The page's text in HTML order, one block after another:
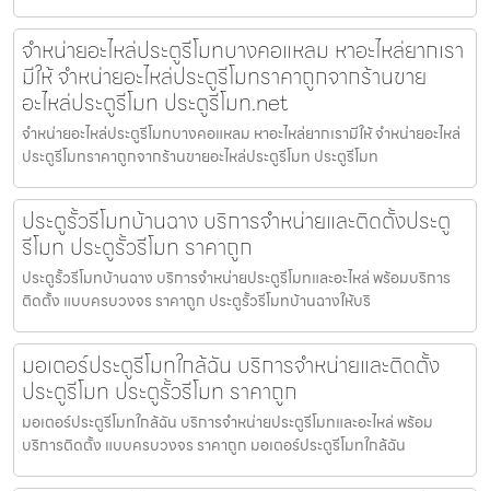
จำหน่ายอะไหล่ประตูรีโมทบางคอแหลม หาอะไหล่ยากเรา
มีให้ จำหน่ายอะไหล่ประตูรีโมทราคาถูกจากร้านขาย
อะไหล่ประตูรีโมท ประตูรีโมท.net
จำหน่ายอะไหล่ประตูรีโมทบางคอแหลม หาอะไหล่ยากเรามีให้ จำหน่ายอะไหล่
ประตูรีโมทราคาถูกจากร้านขายอะไหล่ประตูรีโมท ประตูรีโมท
ประตูรั้วรีโมทบ้านฉาง บริการจำหน่ายและติดตั้งประตู
รีโมท ประตูรั้วรีโมท ราคาถูก
ประตูรั้วรีโมทบ้านฉาง บริการจำหน่ายประตูรีโมทและอะไหล่ พร้อมบริการ
ติดตั้ง แบบครบวงจร ราคาถูก ประตูรั้วรีโมทบ้านฉางให้บริ
มอเตอร์ประตูรีโมทใกล้ฉัน บริการจำหน่ายและติดตั้ง
ประตูรีโมท ประตูรั้วรีโมท ราคาถูก
มอเตอร์ประตูรีโมทใกล้ฉัน บริการจำหน่ายประตูรีโมทและอะไหล่ พร้อม
บริการติดตั้ง แบบครบวงจร ราคาถูก มอเตอร์ประตูรีโมทใกล้ฉัน